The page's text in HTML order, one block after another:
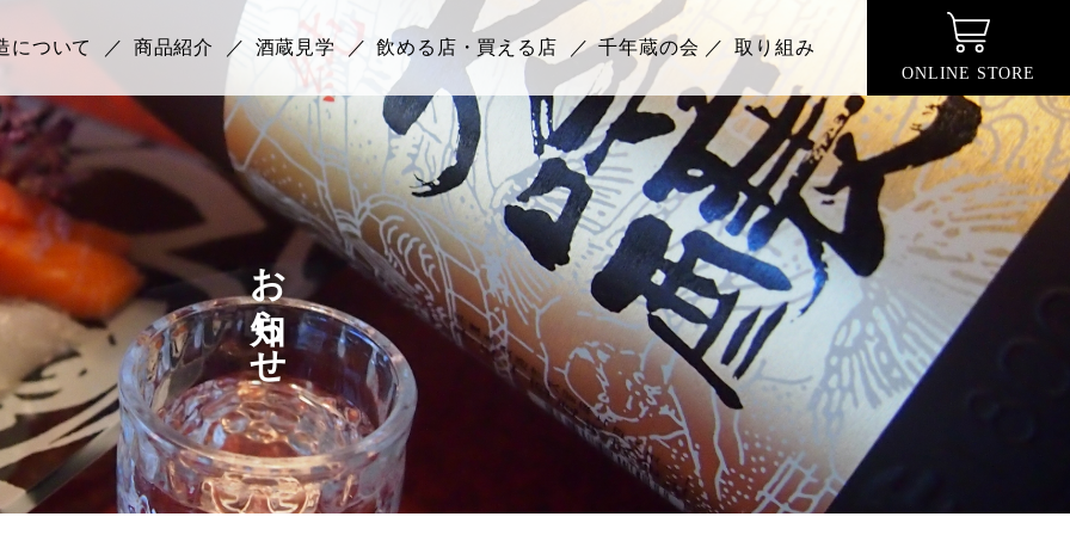
について 商品紹介 酒蔵見学 飲める店・買える店 千年蔵の会 取り組み
ONLINE STORE
お知らせ